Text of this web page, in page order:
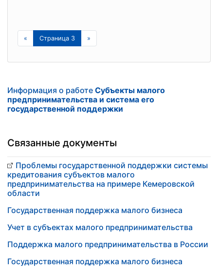
« Страница 3 »
Информация о работе Субъекты малого
предпринимательства и система его
государственной поддержки
Связанные документы
Проблемы государственной поддержки системы
кредитования субъектов малого
предпринимательства на примере Кемеровской
области
Государственная поддержка малого бизнеса
Учет в субъектах малого предпринимательства
Поддержка малого предпринимательства в России
Государственная поддержка малого бизнеса